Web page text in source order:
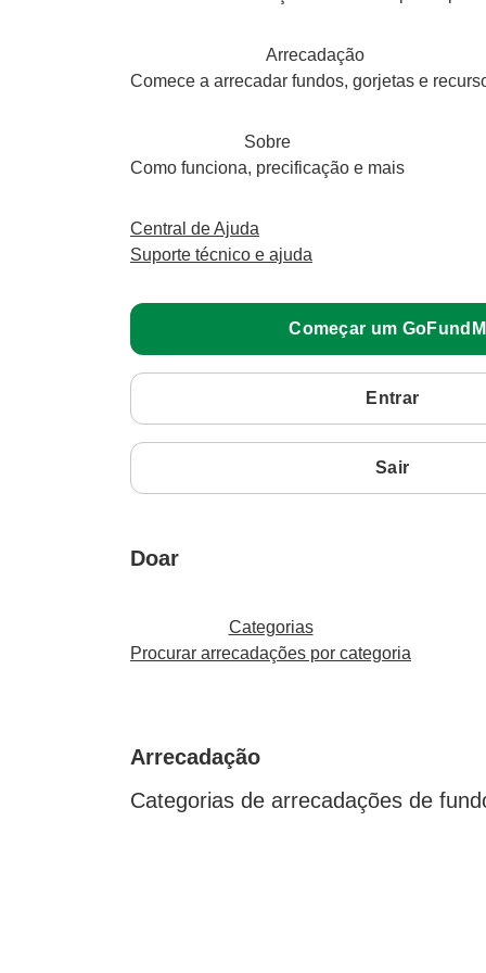
Arrecadação
Comece a arrecadar fundos, gorjetas e
Sobre
Como funciona, precificação e mais
Central de Ajuda
Suporte técnico e ajuda
Começar um
Entrar
Sair
Doar
Categorias
Procurar arrecadações por categoria
Arrecadação
Categorias de arrecadações de